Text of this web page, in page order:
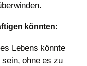
könnten:
Lebens könnte
sein, ohne es zu